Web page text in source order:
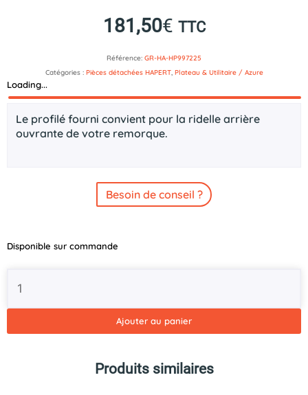
181,50€ TTC
Référence: GR-HA-HP997225
Catégories : Pièces détachées HAPERT, Plateau & Utilitaire / Azure
Loading...
Description
Le profilé fourni convient pour la ridelle arrière
ouvrante de votre remorque.
Besoin de conseil ?
Disponible sur commande
quantité
aluminium
arrière
Ajouter au panier
Produits similaires